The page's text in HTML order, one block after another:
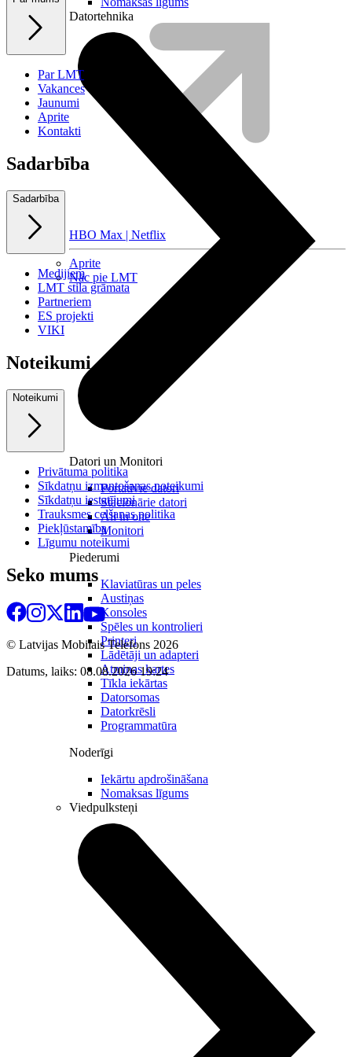
HBO Max | Netflix
Aprite
Nāc pie LMT
Datortehnika
Datori un Monitori
Portatīvie datori
Stacionārie datori
All in one
Monitori
Piederumi
Klaviatūras un peles
Austiņas
Konsoles
Spēles un kontrolieri
Printeri
Lādētāji un adapteri
Atmiņas kartes
Tīkla iekārtas
Datorsomas
Datorkrēsli
Programmatūra
Noderīgi
Iekārtu apdrošināšana
Nomaksas līgums
Viedpulksteņi
Par LMT
Vakances
Jaunumi
Aprite
Kontakti
Sadarbība
Sadarbība
Medijiem
LMT stila grāmata
Partneriem
ES projekti
VIKI
Noteikumi
Noteikumi
Privātuma politika
Sīkdatņu izmantošanas noteikumi
Sīkdatņu iestatījumi
Trauksmes celšanas politika
Piekļūstamība
Līgumu noteikumi
Seko mums
© Latvijas Mobilais Telefons 2026
Datums, laiks: 08.08.2026 19:24